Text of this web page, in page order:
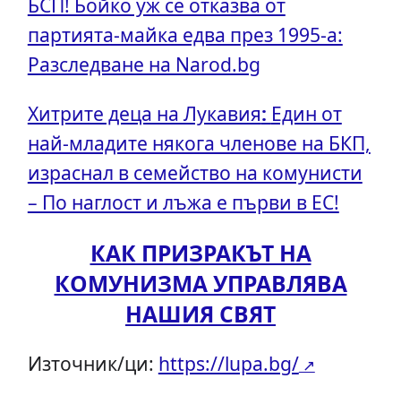
БСП! Бойко уж се отказва от
партията-майка едва през 1995-а:
Разследване на Narod.bg
Хитрите деца на Лукавия: Един от
най-младите някога членове на БКП,
израснал в семейство на комунисти
– По наглост и лъжа е първи в ЕС!
КАК ПРИЗРАКЪТ НА
КОМУНИЗМА УПРАВЛЯВА
НАШИЯ СВЯТ
Източник/ци: https://lupa.bg/